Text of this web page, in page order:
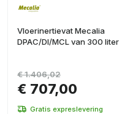
Vloerinertievat Mecalia
DPAC/DI/MCL van 300 liter
€ 707,00
€ 1.406,02
Gratis expreslevering